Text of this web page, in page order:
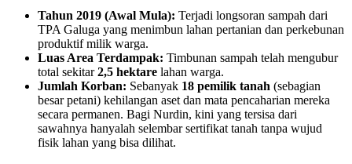
Tahun 2019 (Awal Mula): Terjadi longsoran sampah dari
TPA Galuga yang menimbun lahan pertanian dan perkebunan
produktif milik warga.
Luas Area Terdampak: Timbunan sampah telah mengubur
total sekitar2,5 hektare lahan warga.
Jumlah Korban: Sebanyak 18 pemilik tanah (sebagian
besar petani) kehilangan aset dan mata pencaharian mereka
secara permanen. Bagi Nurdin, kini yang tersisa dari
sawahnya hanyalah selembar sertifikat tanah tanpa wujud
fisik lahan yang bisa dilihat.